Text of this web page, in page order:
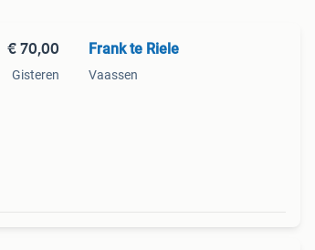
€ 70,00
Gisteren
Frank te Riele
Vaassen